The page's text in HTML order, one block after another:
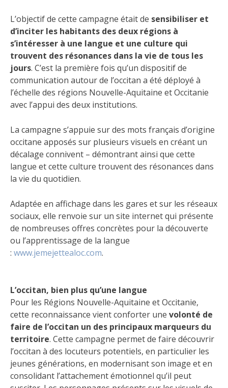
L’objectif de cette campagne était de sensibiliser et
d’inciter les habitants des deux régions à
s’intéresser à une langue et une culture qui
trouvent des résonances dans la vie de tous les
jours. C’est la première fois qu’un dispositif de
communication autour de l’occitan a été déployé à
l’échelle des régions Nouvelle-Aquitaine et Occitanie
avec l’appui des deux institutions.
La campagne s’appuie sur des mots français d’origine
occitane apposés sur plusieurs visuels en créant un
décalage connivent – démontrant ainsi que cette
langue et cette culture trouvent des résonances dans
la vie du quotidien.
Adaptée en affichage dans les gares et sur les réseaux
sociaux, elle renvoie sur un site internet qui présente
de nombreuses offres concrètes pour la découverte
ou l’apprentissage de la langue
: www.jemejettealoc.com.
L’occitan, bien plus qu’une langue
Pour les Régions Nouvelle-Aquitaine et Occitanie,
cette reconnaissance vient conforter une volonté de
faire de l’occitan un des principaux marqueurs du
territoire. Cette campagne permet de faire découvrir
l’occitan à des locuteurs potentiels, en particulier les
jeunes générations, en modernisant son image et en
consolidant l’attachement émotionnel qu’il peut